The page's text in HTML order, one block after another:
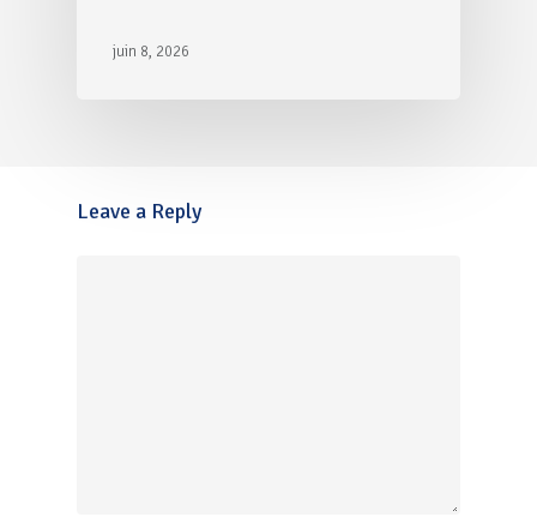
juin 8, 2026
Leave a Reply